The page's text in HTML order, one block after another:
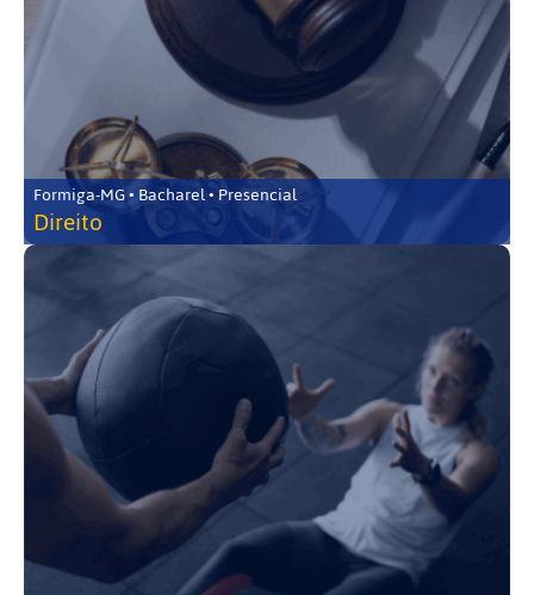
Formiga-MG • Bacharel • Presencial
Direito